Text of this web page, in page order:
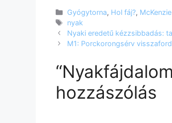
Kategória
Gyógytorna, Hol fáj?,
Címkék
nyak
Nyaki eredetű kézzsibbadás:
M1: Porckorongsérv
hozzászólás